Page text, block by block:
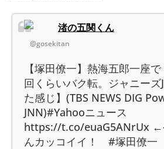
渚の五関くん
@gosekitan
【塚田僚一】熱海五郎一座
回くらいバク転。ジャニーズ
た感じ】(TBS NEWS DIG
JNN)#Yahooニュース
https://t.co/euaG5ANrUx ←
んカッコイイ！ #塚田僚一